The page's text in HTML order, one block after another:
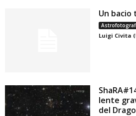
Un
Luigi Civita
lente
del Drago